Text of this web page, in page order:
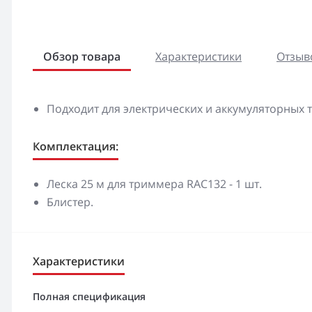
Обзор товара Характеристики
Подходит для электрических и
Комплектация:
Леска 25 м для триммера RAC132 - 1 шт.
Блистер.
Характеристики
Полная спецификация